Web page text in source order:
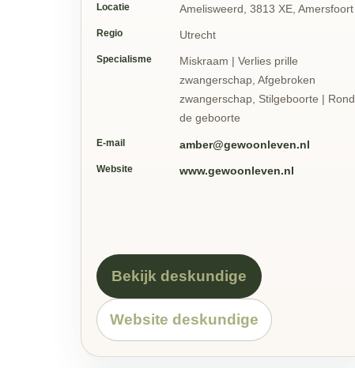
Locatie Amelisweerd, 3813 XE, Amersfoort
Regio Utrecht
Specialisme
Miskraam | Verlies prille
zwangerschap, Afgebroken
zwangerschap, Stilgeboorte | Rond
de geboorte
E-mail amber@gewoonleven.nl
Website www.gewoonleven.nl
Bekijk deskundige
Website deskundige